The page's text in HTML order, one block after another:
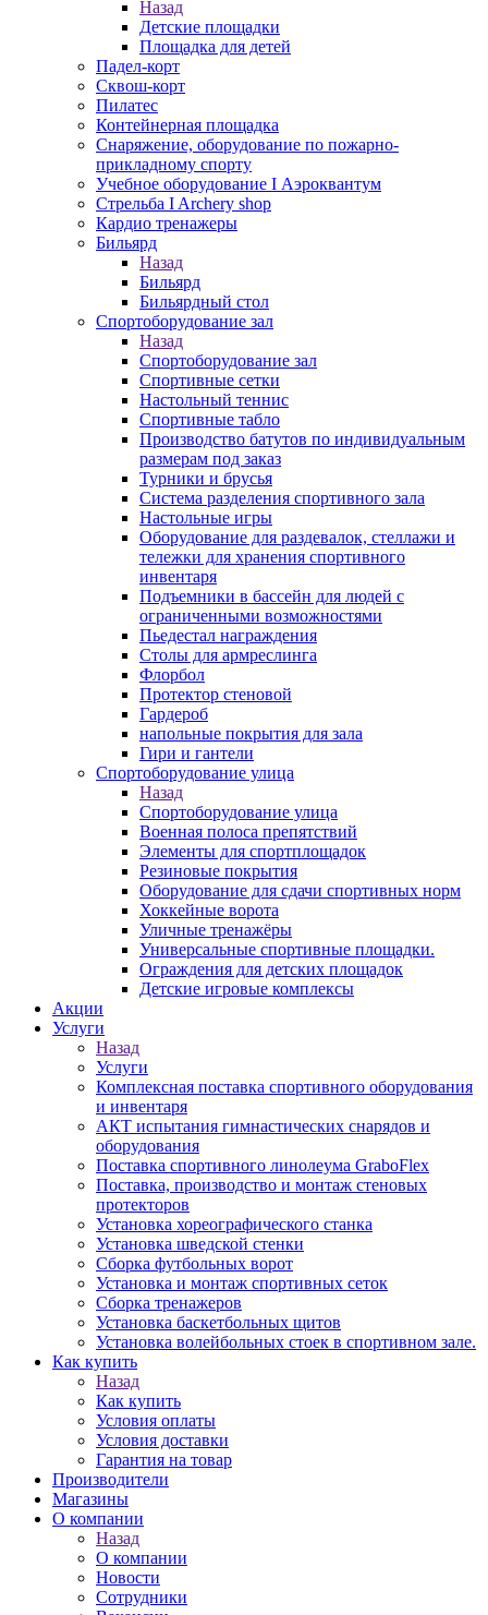
Назад
Детские площадки
Площадка для детей
Падел-корт
Сквош-корт
Пилатес
Контейнерная площадка
Снаряжение, оборудование по пожарно-
прикладному спорту
Учебное оборудование I Аэроквантум
Стрельба I Archery shop
Кардио тренажеры
Бильярд
Назад
Бильярд
Бильярдный стол
Спортоборудование зал
Назад
Спортоборудование зал
Спортивные сетки
Настольный теннис
Спортивные табло
Производство батутов по индивидуальным
размерам под заказ
Турники и брусья
Система разделения спортивного зала
Настольные игры
Оборудование для раздевалок, стеллажи и
тележки для хранения спортивного
инвентаря
Подъемники в бассейн для людей с
ограниченными возможностями
Пьедестал награждения
Столы для армреслинга
Флорбол
Протектор стеновой
Гардероб
напольные покрытия для зала
Гири и гантели
Спортоборудование улица
Назад
Спортоборудование улица
Военная полоса препятствий
Элементы для спортплощадок
Резиновые покрытия
Оборудование для сдачи спортивных норм
Хоккейные ворота
Уличные тренажёры
Универсальные спортивные площадки.
Ограждения для детских площадок
Детские игровые комплексы
Акции
Услуги
Назад
Услуги
Комплексная поставка спортивного оборудования
и инвентаря
АКТ испытания гимнастических снарядов и
оборудования
Поставка спортивного линолеума GraboFlex
Поставка, производство и монтаж стеновых
протекторов
Установка хореографического станка
Установка шведской стенки
Сборка футбольных ворот
Установка и монтаж спортивных сеток
Сборка тренажеров
Установка баскетбольных щитов
Установка волейбольных стоек в спортивном зале.
Как купить
Назад
Как купить
Условия оплаты
Условия доставки
Гарантия на товар
Производители
Магазины
О компании
Назад
О компании
Новости
Сотрудники